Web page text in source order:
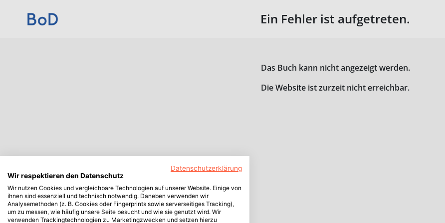
Ein Fehler ist aufgetreten.
Das Buch kann nicht angezeigt werden.
Die Website ist zurzeit nicht erreichbar.
Datenschutzerklärung
Wir respektieren den Datenschutz
Wir nutzen Cookies und vergleichbare Technologien auf unserer Website. Einige von
ihnen sind essenziell und technisch notwendig. Daneben verwenden wir
Analysemethoden (z. B. Cookies oder Fingerprints sowie serverseitiges Tracking),
um zu messen, wie häufig unsere Seite besucht und wie sie genutzt wird. Wir
verwenden Trackingtechnologien zu Marketingzwecken und setzen hierzu